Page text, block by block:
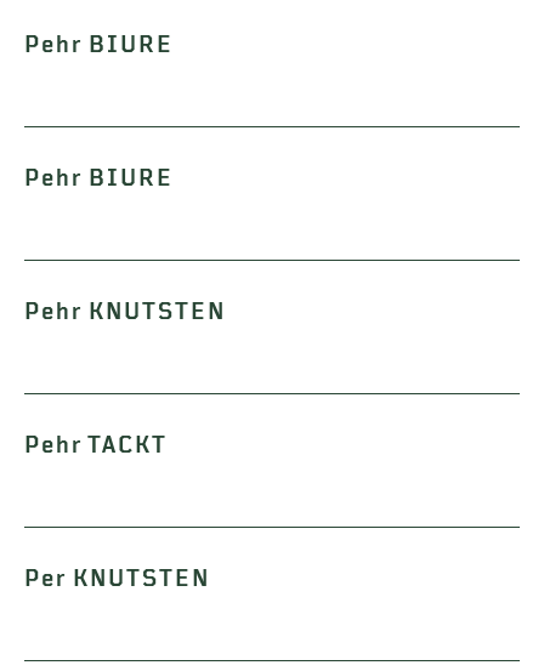
Pehr BIURE
Pehr BIURE
Pehr KNUTSTEN
Pehr TACKT
Per KNUTSTEN